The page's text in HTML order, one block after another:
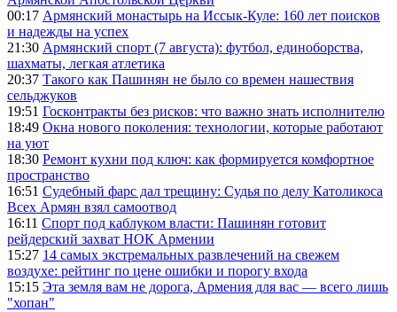
00:17 Армянский монастырь на Иссык-Куле: 160 лет поисков
и надежды на успех
21:30 Армянский спорт (7 августа): футбол, единоборства,
шахматы, легкая атлетика
20:37 Такого как Пашинян не было со времен нашествия
сельджуков
19:51 Госконтракты без рисков: что важно знать исполнителю
18:49 Окна нового поколения: технологии, которые работают
на уют
18:30 Ремонт кухни под ключ: как формируется комфортное
пространство
16:51 Судебный фарс дал трещину: Судья по делу Католикоса
Всех Армян взял самоотвод
16:11 Спорт под каблуком власти: Пашинян готовит
рейдерский захват НОК Армении
15:27 14 самых экстремальных развлечений на свежем
воздухе: рейтинг по цене ошибки и порогу входа
15:15 Эта земля вам не дорога, Армения для вас — всего лишь
"хопан"